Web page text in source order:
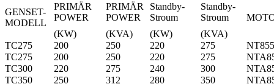
GENSET-
MODELL
PRIMÄR
POWER
PRIMÄR
POWER
Standby-
Stroum
Standby-
Stroum
(KW)
(KVA) (KW)
(KVA)
TC275
200 250 220 275
TC275
200 250 220 275
TC300
220 275 240 300
TC350
250 312 280 350